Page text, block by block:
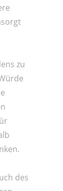
zu
des